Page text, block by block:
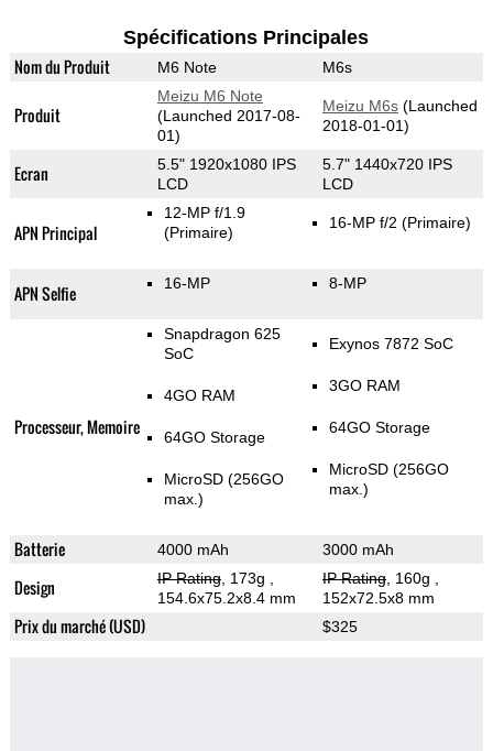
Spécifications Principales
Nom du Produit M6 Note M6s
Produit
Meizu M6 Note
(Launched 2017-08-
01)
Meizu M6s(Launched
2018-01-01)
Ecran
5.5" 1920x1080 IPS
LCD
5.7" 1440x720 IPS
LCD
APN Principal
12-MP f/1.9
(Primaire)
16-MP f/2 (Primaire)
APN Selfie 16-MP 8-MP
Processeur, Memoire
Snapdragon 625
SoC
4GO RAM
64GO Storage
MicroSD (256GO
max.)
Exynos 7872 SoC
3GO RAM
64GO Storage
MicroSD (256GO
max.)
Batterie 4000 mAh 3000 mAh
Design IP Rating, 173g
154.6x75.2x8.4 mm
IP Rating, 160g
152x72.5x8 mm
Prix du marché (USD) $325